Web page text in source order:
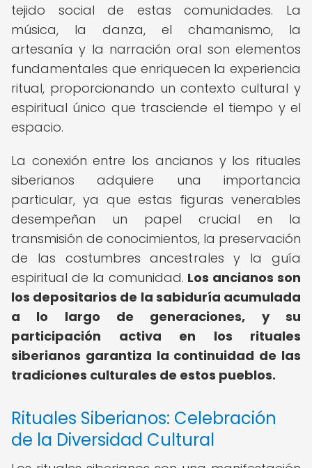
tejido social de estas comunidades. La
música, la danza, el chamanismo, la
artesanía y la narración oral son elementos
fundamentales que enriquecen la experiencia
ritual, proporcionando un contexto cultural y
espiritual único que trasciende el tiempo y el
espacio.
La conexión entre los ancianos y los rituales
siberianos adquiere una importancia
particular, ya que estas figuras venerables
desempeñan un papel crucial en la
transmisión de conocimientos, la preservación
de las costumbres ancestrales y la guía
espiritual de la comunidad. Los ancianos son
los depositarios de la sabiduría acumulada
a lo largo de generaciones, y su
participación activa en los rituales
siberianos garantiza la continuidad de las
tradiciones culturales de estos pueblos.
Rituales Siberianos: Celebración
de la Diversidad Cultural